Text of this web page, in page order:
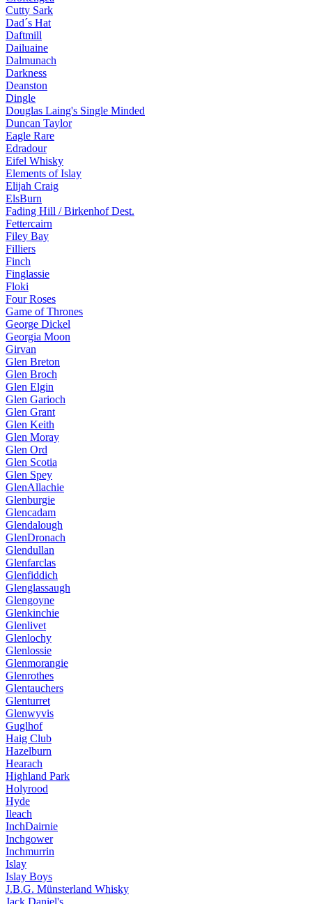
Cutty Sark
Dad´s Hat
Daftmill
Dailuaine
Dalmunach
Darkness
Deanston
Dingle
Douglas Laing's Single Minded
Duncan Taylor
Eagle Rare
Edradour
Eifel Whisky
Elements of Islay
Elijah Craig
ElsBurn
Fading Hill / Birkenhof Dest.
Fettercairn
Filey Bay
Filliers
Finch
Finglassie
Floki
Four Roses
Game of Thrones
George Dickel
Georgia Moon
Girvan
Glen Breton
Glen Broch
Glen Elgin
Glen Garioch
Glen Grant
Glen Keith
Glen Moray
Glen Ord
Glen Scotia
Glen Spey
GlenAllachie
Glenburgie
Glencadam
Glendalough
GlenDronach
Glendullan
Glenfarclas
Glenfiddich
Glenglassaugh
Glengoyne
Glenkinchie
Glenlivet
Glenlochy
Glenlossie
Glenmorangie
Glenrothes
Glentauchers
Glenturret
Glenwyvis
Guglhof
Haig Club
Hazelburn
Hearach
Highland Park
Holyrood
Hyde
Ileach
InchDairnie
Inchgower
Inchmurrin
Islay
Islay Boys
J.B.G. Münsterland Whisky
Jack Daniel's